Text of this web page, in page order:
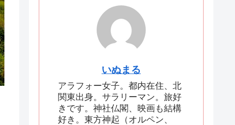
いぬまる
アラフォー女子。都内在住、北
関東出身。サラリーマン。旅好
きです。神社仏閣、映画も結構
好き。東方神起（オルペン、